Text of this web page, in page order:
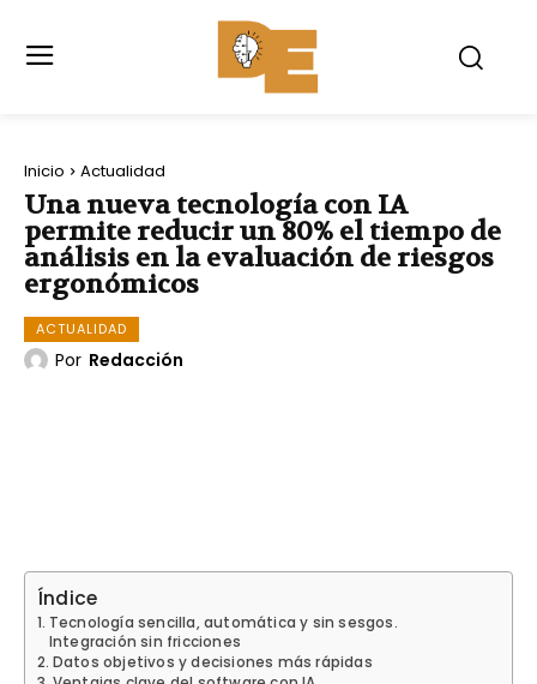
Inicio Actualidad
Una nueva tecnología con IA
permite reducir un 80% el tiempo de
análisis en la evaluación de riesgos
ergonómicos
ACTUALIDAD
Por Redacción
Índice
Tecnología sencilla, automática y sin sesgos.
Integración sin fricciones
Datos objetivos y decisiones más rápidas